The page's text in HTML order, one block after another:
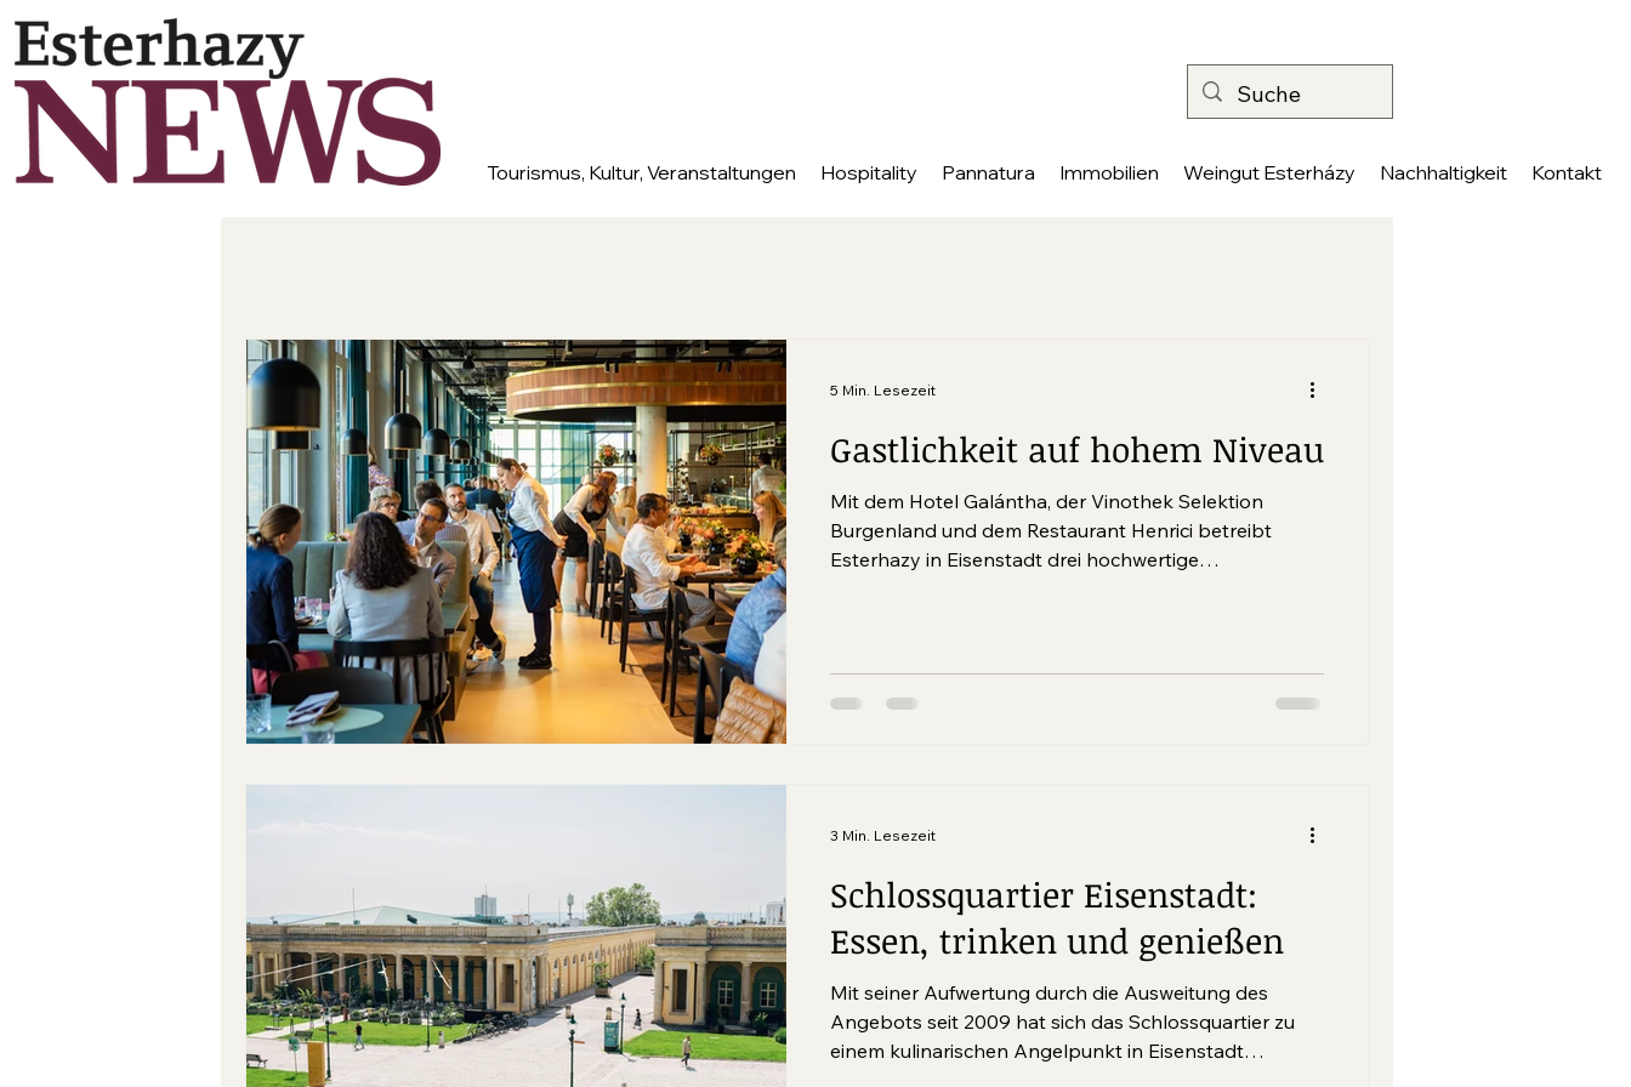
Tourismus, Kultur, Veranstaltungen Hospitality Pannatura Immobilien Weingut Esterházy Nachhaltigkeit Kontakt
Gastlichkeit auf hohem Niveau
Mit dem Hotel Galántha, der Vinothek Selektion
Burgenland und dem Restaurant Henrici betreibt
Esterhazy in Eisenstadt drei hochwertige
Neuen Strand Neusiedler See binnen kürzester Zeit zu
einem neuen kulinarischen Hotspot entwickelt hat.
5 Min. Lesezeit
Schlossquartier Eisenstadt:
Essen, trinken und genießen
Mit seiner Aufwertung durch die Ausweitung des
Angebots seit 2009 hat sich das Schlossquartier zu
einem kulinarischen Angelpunkt in Eisenstadt
3 Min. Lesezeit